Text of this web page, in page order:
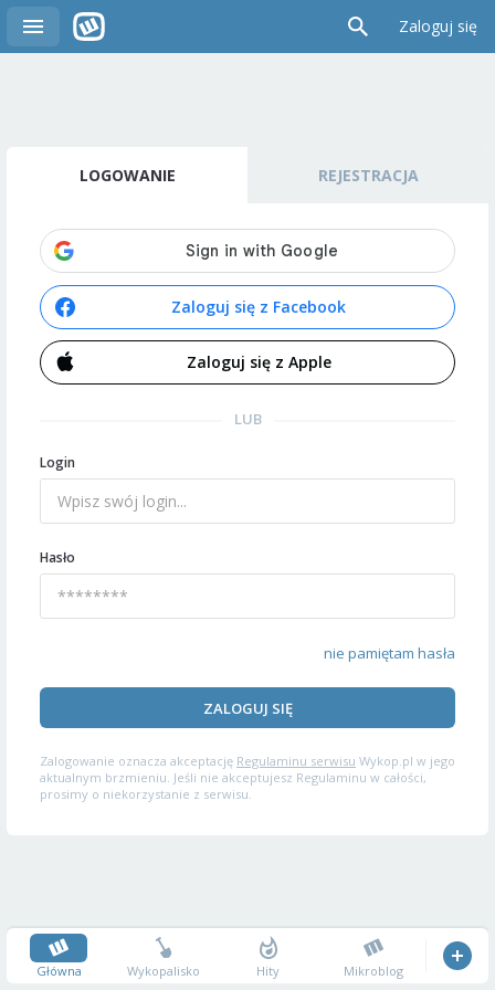
Zaloguj się
LOGOWANIE REJESTRACJA
Zaloguj się z Facebook
Zaloguj się z Apple
LUB
Login
Hasło
nie pamiętam hasła
ZALOGUJ SIĘ
Zalogowanie oznacza akceptację Regulaminu serwisu Wykop.pl w jego
aktualnym brzmieniu. Jeśli nie akceptujesz Regulaminu w całości,
prosimy o niekorzystanie z serwisu.
Główna Wykopalisko Hity Mikroblog